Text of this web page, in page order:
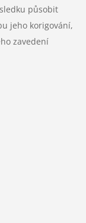
působit
jeho korigování,
zavedení